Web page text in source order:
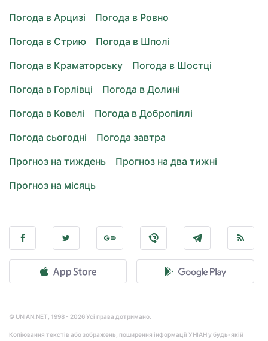
Погода в Арцизі
Погода в Ровно
Погода в Стрию
Погода в Шполі
Погода в Краматорську
Погода в Шостці
Погода в Горлівці
Погода в Долині
Погода в Ковелі
Погода в Добропіллі
Погода сьогодні
Погода завтра
Прогноз на тиждень
Прогноз на два тижні
Прогноз на місяць
© UNIAN.NET, 1998 - 2026 Усі права дотримано.
Копіювання текстів або зображень, поширення інформації УНІАН у будь-якій